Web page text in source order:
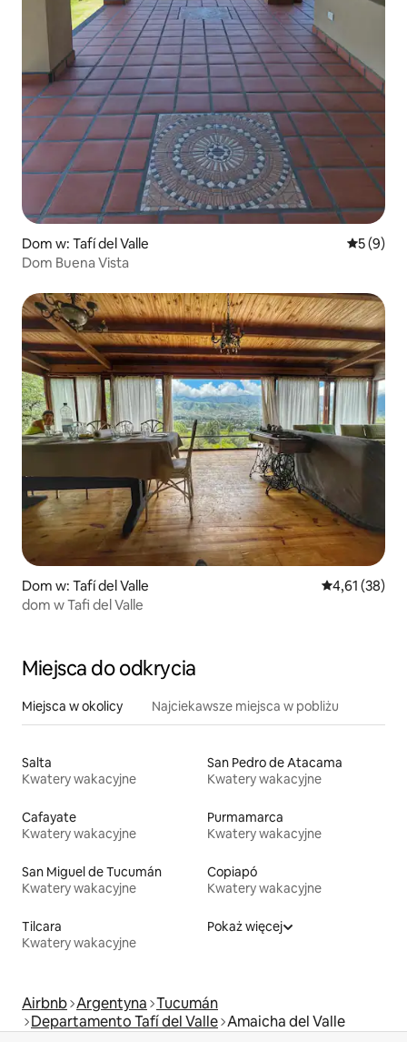
Dom w: Tafí del Valle Średnia
5 (9)
Dom Buena Vista
Dom w: Tafí del Valle Średnia
4,61 (38)
dom w Tafi del Valle
Miejsca do odkrycia
Miejsca w okolicy Najciekawsze miejsca w pobliżu
Salta
Kwatery wakacyjne
San Pedro de Atacama
Kwatery wakacyjne
Cafayate
Kwatery wakacyjne
Purmamarca
Kwatery wakacyjne
San Miguel de Tucumán
Kwatery wakacyjne
Copiapó
Kwatery wakacyjne
Tilcara
Kwatery wakacyjne
Pokaż więcej
Airbnb Argentyna Tucumán
Departamento Tafí del Valle Amaicha del Valle